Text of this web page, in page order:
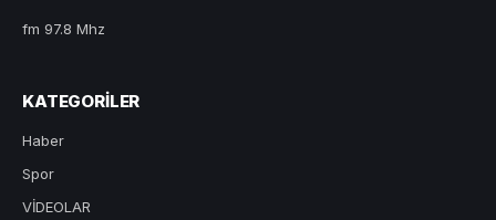
fm 97.8 Mhz
KATEGORILER
Haber
Spor
VİDEOLAR